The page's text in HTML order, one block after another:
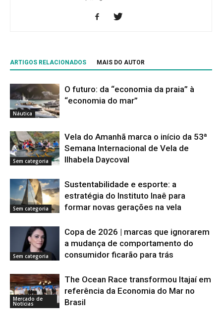
ARTIGOS RELACIONADOS MAIS DO AUTOR
Náutica
O futuro: da “economia da praia” à
“economia do mar”
Sem categoria
Vela do Amanhã marca o início da 53ª
Semana Internacional de Vela de
Ilhabela Daycoval
Sem categoria
Sustentabilidade e esporte: a
estratégia do Instituto Inaê para
formar novas gerações na vela
Sem categoria
Copa de 2026 | marcas que ignorarem
a mudança de comportamento do
consumidor ficarão para trás
Mercado de
Notícias
The Ocean Race transformou Itajaí em
referência da Economia do Mar no
Brasil